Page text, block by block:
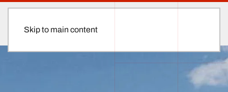
Skip to main content